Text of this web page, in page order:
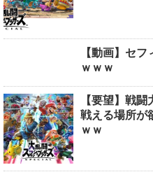
【動画】セ
ｗｗｗ
【要望】戦
戦える場所が
ｗｗ